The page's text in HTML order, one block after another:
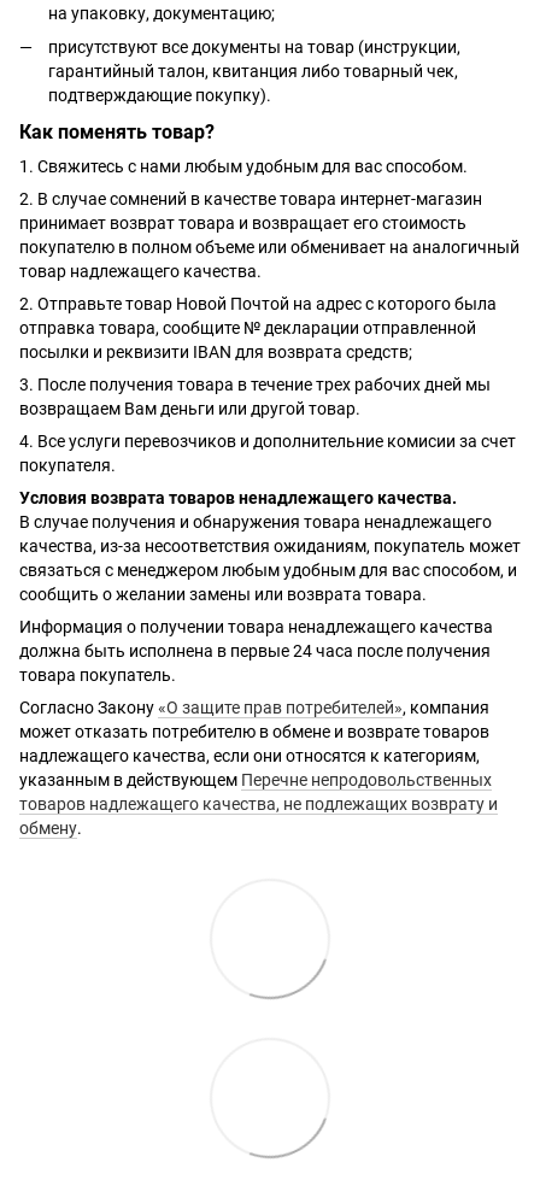
на упаковку, документацию;
присутствуют все документы на товар (инструкции,
гарантийный талон, квитанция либо товарный чек,
подтверждающие покупку).
Как поменять товар?
1. Свяжитесь с нами любым удобным для вас способом.
2. В случае сомнений в качестве товара интернет-магазин
принимает возврат товара и возвращает его стоимость
покупателю в полном объеме или обменивает на аналогичный
товар надлежащего качества.
2. Отправьте товар Новой Почтой на адрес с которого была
отправка товара, сообщите № декларации отправленной
посылки и реквизити IBAN для возврата средств;
3. После получения товара в течение трех рабочих дней мы
возвращаем Вам деньги или другой товар.
4. Все услуги перевозчиков и дополнительние комисии за счет
покупателя.
Условия возврата товаров ненадлежащего качества.
В случае получения и обнаружения товара ненадлежащего
качества, из-за несоответствия ожиданиям, покупатель может
связаться с менеджером любым удобным для вас способом, и
сообщить о желании замены или возврата товара.
Информация о получении товара ненадлежащего качества
должна быть исполнена в первые 24 часа после получения
товара покупатель.
Согласно Закону«О защите прав потребителей», компания
может отказать потребителю в обмене и возврате товаров
надлежащего качества, если они относятся к категориям,
указанным в действующем Перечне непродовольственных
товаров надлежащего качества, не подлежащих возврату и
обмену.